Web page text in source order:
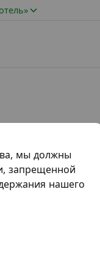
мы должны
запрещенной
нашего
Последние в